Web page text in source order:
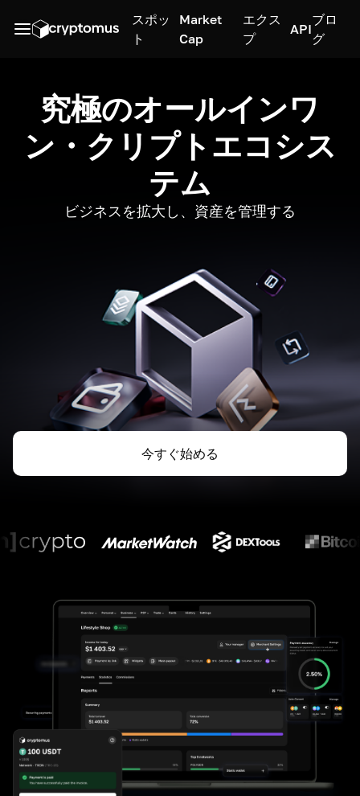
スポッ
ト
Market
Cap
エクス
プ
API
ブロ
グ
究極のオールインワ
ン・クリプトエコシス
テム
ビジネスを拡大し、資産を管理する
今すぐ始める